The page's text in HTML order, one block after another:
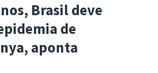
Brasil deve
de
aponta